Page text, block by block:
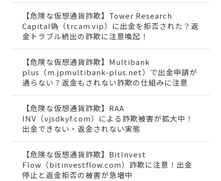
【危険な仮想通貨詐欺】Tower Research
Capital偽（trcam.vip）に出金を拒否された？返
金トラブル続出の詐欺に注意喚起！
【危険な仮想通貨詐欺】Multibank
plus（m.jpmultibank-plus.net）で出金申請が
通らない？返金もされない詐欺の仕組みに注意
【危険な仮想通貨詐欺】RAA
INV（vjsdkyf.com）による詐欺被害が拡大中！
出金できない・返金されない実態
【危険な仮想通貨詐欺】BitInvest
Flow（bitinvestflow.com）詐欺に注意！出金
停止と返金拒否の被害が急増中